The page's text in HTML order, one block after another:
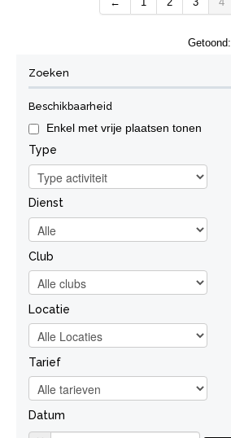
Je kan je wel inschrijven op de wachtlijst.
Wachtlijst
Zoeken
Beschikbaarheid
Enkel met vrije plaatsen tonen
Type
Dienst
Club
Locatie
Tarief
Datum